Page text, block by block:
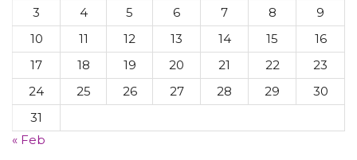
3
4 5 6 7 8
9
10
11 12 13 14 15
16
17
18 19 20 21 22
23
24
25 26 27 28 29
30
31
« Feb